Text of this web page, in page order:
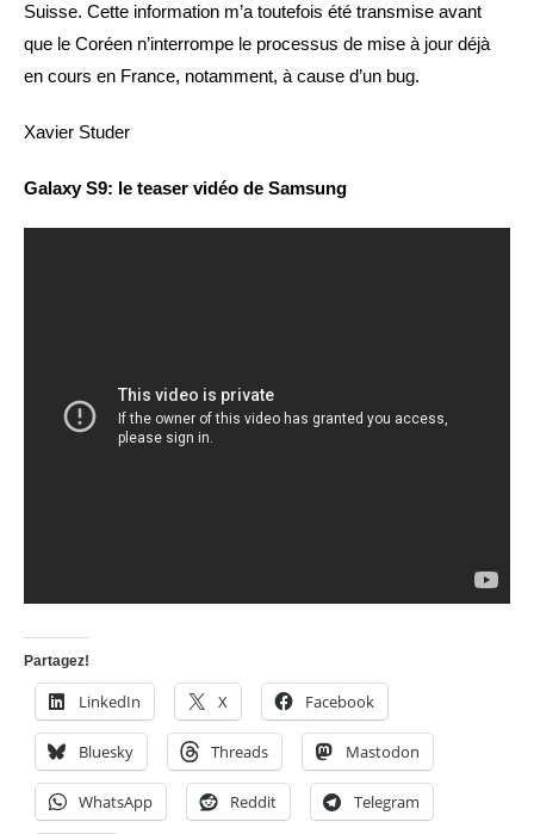
Suisse. Cette information m’a toutefois été transmise avant
que le Coréen n’interrompe le processus de mise à jour déjà
en cours en France, notamment, à cause d’un bug.
Xavier Studer
Galaxy S9: le teaser vidéo de Samsung
Partagez!
LinkedIn X Facebook
Bluesky Threads Mastodon
WhatsApp Reddit Telegram